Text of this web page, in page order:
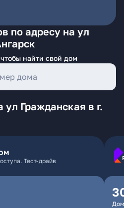
по адресу на ул
найти свой дом
Гражданская в г.
Тест-драйв